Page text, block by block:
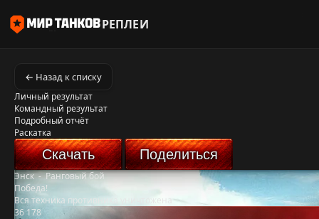
РЕПЛЕИ
← Назад к списку
Личный результат
Командный результат
Подробный отчёт
Раскатка
Скачать Поделиться
Энск-Ранговый бой
Победа!
Вся техника противника уничтожена
36 178